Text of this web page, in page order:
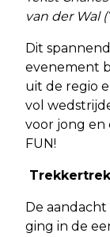
van der Wal
Dit
evenement
uit de regio
vol
voor jong en
FUN!
De
ging in de